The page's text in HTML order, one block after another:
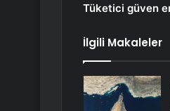
Tüketici güven
İlgili Makaleler